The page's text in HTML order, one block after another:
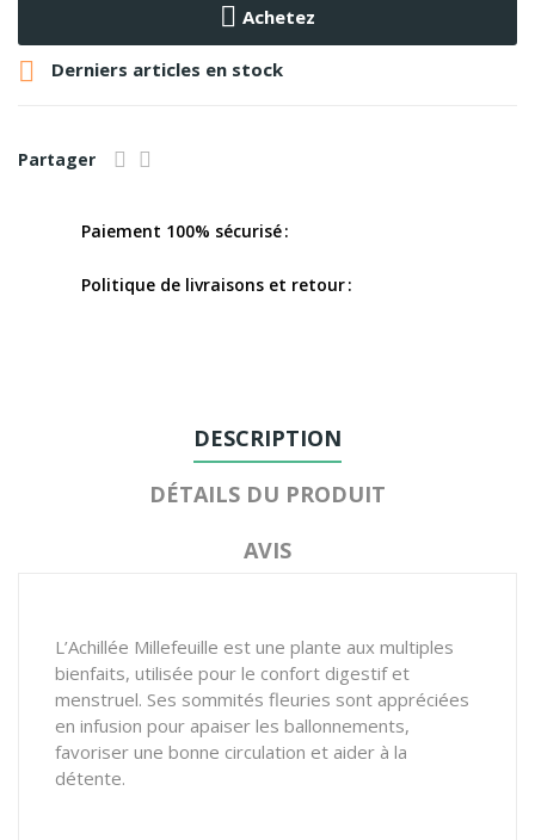
Achetez
 Derniers articles en stock
Partager
Paiement 100% sécurisé
Politique de livraisons et retour
DESCRIPTION
DÉTAILS DU PRODUIT
AVIS
L’Achillée Millefeuille est une plante aux multiples
bienfaits, utilisée pour le confort digestif et
menstruel. Ses sommités fleuries sont appréciées
en infusion pour apaiser les ballonnements,
favoriser une bonne circulation et aider à la
détente.